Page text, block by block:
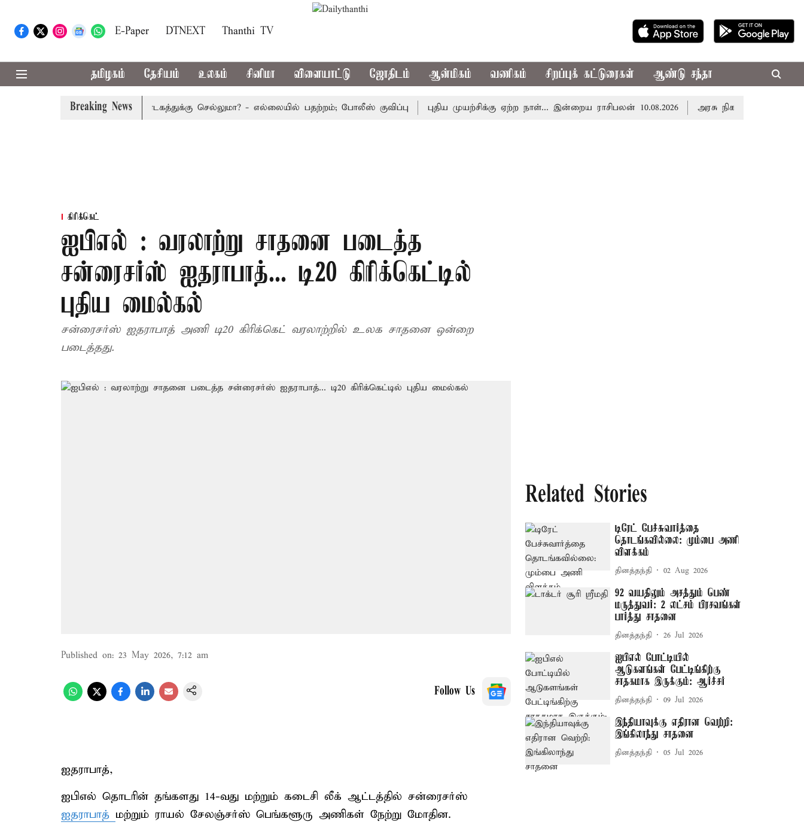
E-Paper DTNEXT Thanthi TV
தமிழகம் தேசியம் உலகம் சினிமா விளையாட்டு ஜோதிடம் ஆன்மிகம் வணிகம் சிறப்புக் கட்டுரைகள் ஆண்டு சந்தா
Breaking News
அரசு பஸ்கள் இன்று கர்நாடகத்துக்கு செல்லுமா? - எல்லையில் பதற்றம்; போலீஸ் குவிப்பு புதிய முயற்சிக்கு ஏற்ற நாள்... இன்றைய ராசிபலன் 10.08.2026 அரசு நிகழ்ச்சிகளில்
கிரிக்கெட்
ஐபிஎல் : வரலாற்று சாதனை படைத்த
சன்ரைசர்ஸ் ஐதராபாத்... டி20 கிரிக்கெட்டில்
புதிய மைல்கல்
சன்ரைசர்ஸ் ஐதராபாத் அணி டி20 கிரிக்கெட் வரலாற்றில் உலக சாதனை ஒன்றை
படைத்தது.
Published on: 23 May 2026, 7:12 am
Follow Us
ஐதராபாத்,
ஐபிஎல் தொடரின் தங்களது 14-வது மற்றும் கடைசி லீக் ஆட்டத்தில் சன்ரைசர்ஸ்
ஐதராபாத் மற்றும் ராயல் சேலஞ்சர்ஸ் பெங்களூரு அணிகள் நேற்று மோதின.
Related Stories
டிரேட் பேச்சுவார்த்தை
தொடங்கவில்லை: மும்பை அணி
விளக்கம்
தினத்தந்தி 02 Aug 2026
92 வயதிலும் அசத்தும் பெண்
மருத்துவர்: 2 லட்சம் பிரசவங்கள்
பார்த்து சாதனை
தினத்தந்தி 26 Jul 2026
ஐபிஎல் போட்டியில்
ஆடுகளங்கள் பேட்டிங்கிற்கு
சாதகமாக இருக்கும்: ஆர்ச்சர்
தினத்தந்தி 09 Jul 2026
இந்தியாவுக்கு எதிரான வெற்றி:
இங்கிலாந்து சாதனை
தினத்தந்தி 05 Jul 2026